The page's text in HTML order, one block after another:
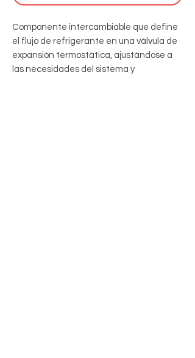
Componente intercambiable que define
el flujo de refrigerante en una válvula de
expansión termostática, ajustándose a
las necesidades del sistema y